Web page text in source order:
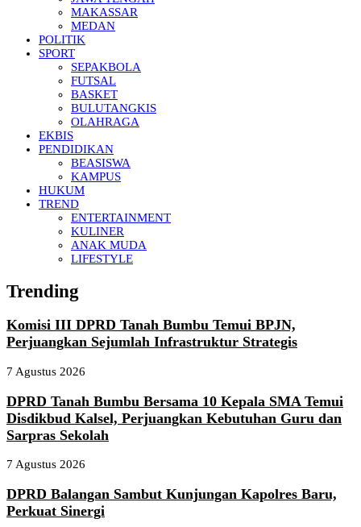
MAKASSAR
MEDAN
POLITIK
SPORT
SEPAKBOLA
FUTSAL
BASKET
BULUTANGKIS
OLAHRAGA
EKBIS
PENDIDIKAN
BEASISWA
KAMPUS
HUKUM
TREND
ENTERTAINMENT
KULINER
ANAK MUDA
LIFESTYLE
Trending
Komisi III DPRD Tanah Bumbu Temui BPJN,
Perjuangkan Sejumlah Infrastruktur Strategis
7 Agustus 2026
DPRD Tanah Bumbu Bersama 10 Kepala SMA Temui
Disdikbud Kalsel, Perjuangkan Kebutuhan Guru dan
Sarpras Sekolah
7 Agustus 2026
DPRD Balangan Sambut Kunjungan Kapolres Baru,
Perkuat Sinergi